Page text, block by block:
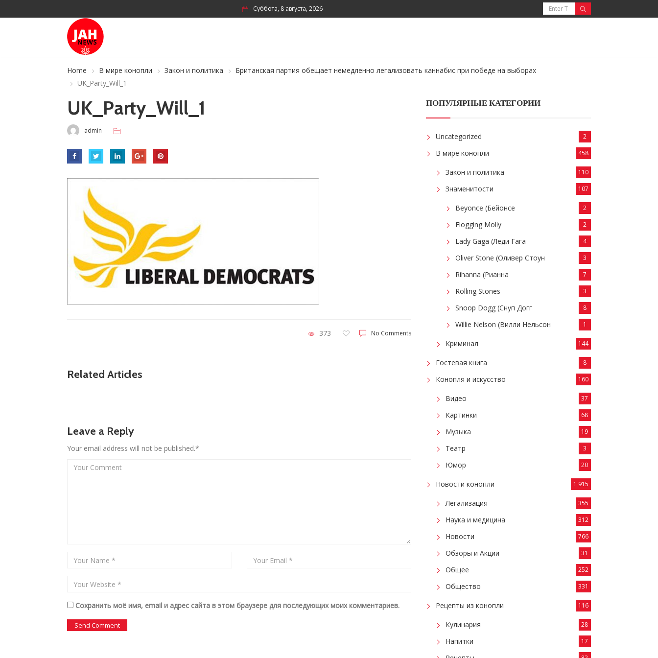
Суббота, 8 августа, 2026
Home В мире конопли Закон и политика
Британская партия обещает немедленно легализовать каннабис при победе на выборах
UK_Party_Will_1
UK_Party_Will_1
admin
373 No Comments
Related Articles
Leave a Reply
Your email address will not be published.*
Сохранить моё имя, email и адрес сайта в этом браузере для последующих моих комментариев.
ПОПУЛЯРНЫЕ КАТЕГОРИИ
Uncategorized 2
В мире конопли 458
Закон и политика 110
Знаменитости 107
Beyonce (Бейонсе 2
Flogging Molly 2
Lady Gaga (Леди Гага 4
Oliver Stone (Оливер Стоун 3
Rihanna (Рианна 7
Rolling Stones 3
Snoop Dogg (Снуп Догг 8
Willie Nelson (Вилли Нельсон 1
Криминал 144
Гостевая книга 8
Конопля и искусство 160
Видео 37
Картинки 68
Музыка 19
Театр 3
Юмор 20
Новости конопли 1 915
Легализация 355
Наука и медицина 312
Новости 766
Обзоры и Акции 31
Общее 252
Общество 331
Рецепты из конопли 116
Кулинария 28
Напитки 17